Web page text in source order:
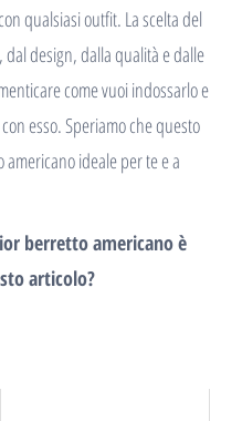
qualsiasi outfit. La scelta del
design, dalla qualità e dalle
come vuoi indossarlo e
esso. Speriamo che questo
ideale per te e a
berretto americano è
articolo?